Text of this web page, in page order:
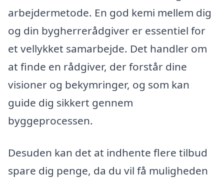
arbejdermetode. En god kemi mellem dig
og din bygherrerådgiver er essentiel for
et vellykket samarbejde. Det handler om
at finde en rådgiver, der forstår dine
visioner og bekymringer, og som kan
guide dig sikkert gennem
byggeprocessen.
Desuden kan det at indhente flere tilbud
spare dig penge, da du vil få muligheden